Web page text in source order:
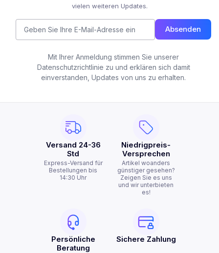
vielen weiteren Updates.
Absenden
Mit Ihrer Anmeldung stimmen Sie unserer
Datenschutzrichtlinie zu und erklären sich damit
einverstanden, Updates von uns zu erhalten.
Versand 24-36
Std
Express-Versand für
Bestellungen bis
14:30 Uhr
Niedrigpreis-
Versprechen
Artikel woanders
günstiger gesehen?
Zeigen Sie es uns
und wir unterbieten
es!
Persönliche
Beratung
Sichere Zahlung